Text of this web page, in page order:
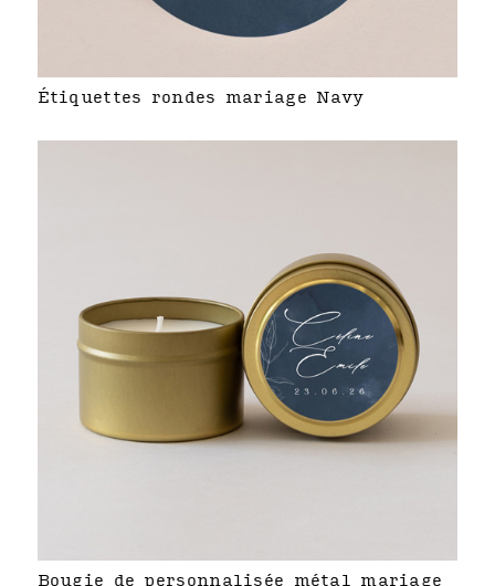
Étiquettes rondes mariage Navy
Bougie de personnalisée métal mariage